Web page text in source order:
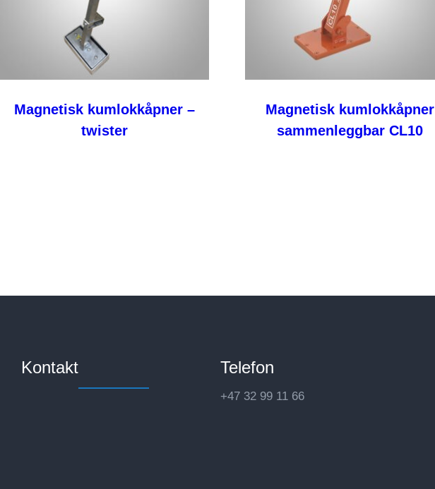
Magnetisk kumlokkåpner –
twister
Magnetisk kumlokkåpner
sammenleggbar CL10
Kontakt Telefon
+47 32 99 11 66